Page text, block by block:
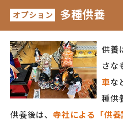
オプション 多種供養
供養
さな
車な
種供
供養後は、 寺社による「供